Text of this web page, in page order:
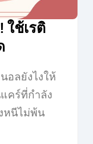
ช้เรติ
อลยังไงให้
คร์ที่กำลัง
หนีไม่พ้น